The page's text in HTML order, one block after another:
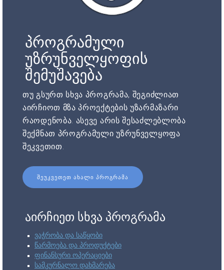
პროგრამული
უზრუნველყოფის
შემუშავება
თუ გსურთ სხვა პროგრამა, შეგიძლიათ
აირჩიოთ მზა პროექტების უზარმაზარი
რაოდენობა. ასევე არის შესაძლებლობა
შექმნათ პროგრამული უზრუნველყოფა
შეკვეთით.
ᲨᲔᲣᲙᲕᲔᲗᲔᲗ ᲐᲮᲐᲚᲘ ᲞᲠᲝᲒᲠᲐᲛᲐ
აირჩიეთ სხვა პროგრამა
ვაჭრობა და საწყობი
წარმოება და პროდუქტები
ფინანსური ოპერაციები
სამკურნალო დახმარება